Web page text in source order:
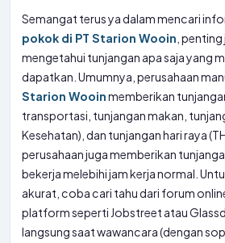
Semangat terus ya dalam mencari
pokok di PT Starion Wooin ,
mengetahui tunjangan apa saja yang
dapatkan. Umumnya, perusahaan
Starion Wooinmemberikan
transportasi, tunjangan makan,
Kesehatan), dan tunjangan hari raya
perusahaan juga memberikan
bekerja melebihi jam kerja normal.
akurat, coba cari tahu dari forum
platform seperti Jobstreet atau
langsung saat wawancara (dengan